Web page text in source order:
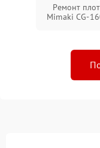
Ремонт
Mimaki CG-